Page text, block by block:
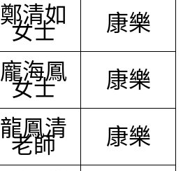
鄭清如
女士 康樂
龐海鳳
女士 康樂
龍鳳清
老師 康樂